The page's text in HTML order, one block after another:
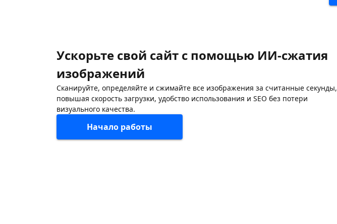
Ускорьте свой сайт с помощью ИИ-сжатия
изображений
Сканируйте, определяйте и сжимайте все изображения за считанные секунды,
повышая скорость загрузки, удобство использования и SEO без потери
визуального качества.
Начало работы